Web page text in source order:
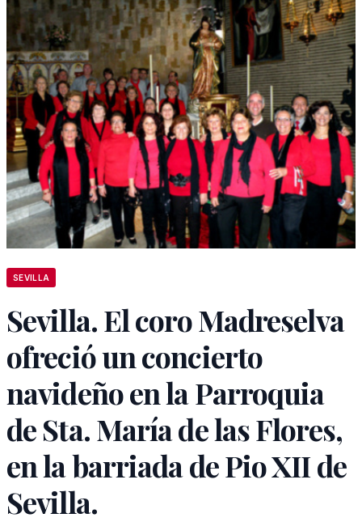
SEVILLA
Sevilla. El coro Madreselva
ofreció un concierto
navideño en la Parroquia
de Sta. María de las Flores,
en la barriada de Pio XII de
Sevilla.